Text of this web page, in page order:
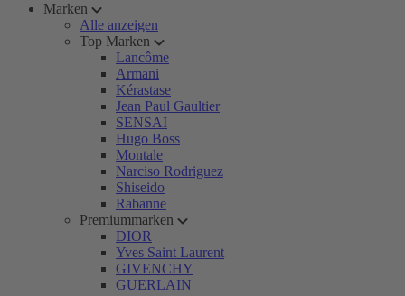
Marken
Alle anzeigen
Top Marken
Lancôme
Armani
Kérastase
Jean Paul Gaultier
SENSAI
Hugo Boss
Montale
Narciso Rodriguez
Shiseido
Rabanne
Premiummarken
DIOR
Yves Saint Laurent
GIVENCHY
GUERLAIN